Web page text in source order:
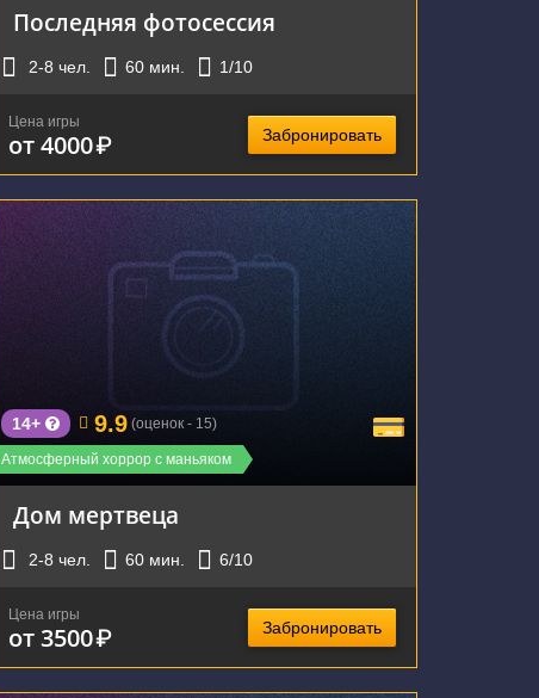
Последняя фотосессия
2-8 чел. 60 мин. 1/10
Цена игры
от 4000₽ Забронировать
г. Екатеринбург, Волгоградская улица, 47
Атмосферный хоррор с маньяком
14+ 9.9 (оценок - 15)
Дом мертвеца
2-8 чел. 60 мин. 6/10
Цена игры
от 3500₽ Забронировать